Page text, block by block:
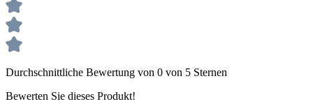
Durchschnittliche Bewertung von 0 von 5 Sternen
Bewerten Sie dieses Produkt!